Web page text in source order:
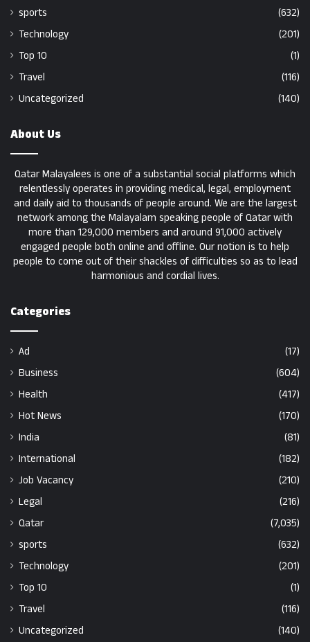
sports
(632)
Technology
(201)
Top 10
(1)
Travel
(116)
Uncategorized
(140)
About Us
Qatar Malayalees is one of a substantial social platforms which
relentlessly operates in providing medical, legal, employment
and daily aid to thousands of people around. We are the largest
network among the Malayalam speaking people of Qatar with
more than 129,000 members and around 91,000 actively
engaged people both online and offline. Our notion is to help
people to come out of their shackles of difficulties so as to lead
harmonious and cordial lives.
Categories
Ad
(17)
Business
(604)
Health
(417)
Hot News
(170)
India
(81)
International
(182)
Job Vacancy
(210)
Legal
(216)
Qatar
(7,035)
sports
(632)
Technology
(201)
Top 10
(1)
Travel
(116)
Uncategorized
(140)